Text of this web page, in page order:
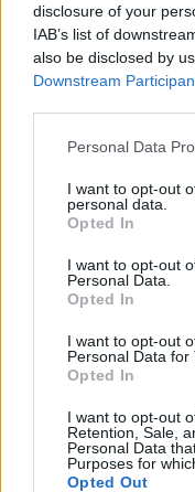
disclosure of your
IAB’s list of
also be disclosed by
Downstream
Personal Data
I want to opt-out
personal data.
Opted In
I want to opt-out
Personal Data.
Opted In
I want to opt-out
Personal Data for
Opted In
I want to opt-out
Retention, Sale,
Personal Data
Purposes for
Opted Out
Ανδρέας
Την Κυριακή 9
Γεωργίου στις
μνημόσυνο του
μνημόσυνο
του Αναστασία,
Γεωργία –
Αργυρώ,
ΕΦΥΓΑΝ